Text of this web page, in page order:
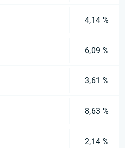
4,14 %
6,09 %
3,61 %
8,63 %
2,14 %